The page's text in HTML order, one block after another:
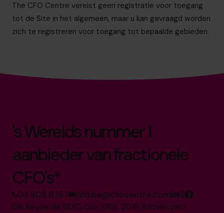
The CFO Centre vereist geen registratie voor toegang
tot de Site in het algemeen, maar u kan gevraagd worden
zich te registreren voor toegang tot bepaalde gebieden.
's Werelds nummer 1
aanbieder van fractionele
CFO's*
03 808 8767 info.be@cfocentre.com
De Keyserlei 60C, box 1301, 2018 Antwerpen